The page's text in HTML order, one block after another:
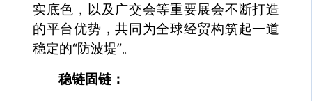
实底色，以及广交会等重要展会不断打造
的平台优势，共同为全球经贸构筑起一道
稳定的“防波堤”。
稳链固链：